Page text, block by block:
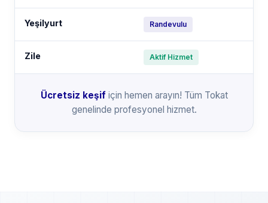
Yeşilyurt Randevulu
Zile Aktif Hizmet
Ücretsiz keşifiçin hemen arayın! Tüm Tokat
genelinde profesyonel hizmet.